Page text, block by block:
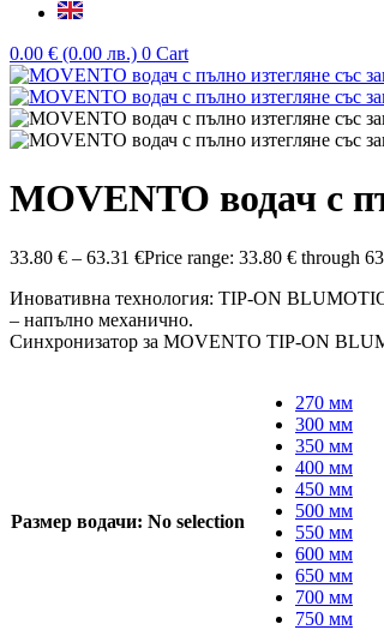
0.00 € (0.00 лв.) 0 Cart
MOVENTO водач с
33.80 € – 63.31 €Price range: 33.80 € through
Иновативна технология: TIP-ON
– напълно механично.
Синхронизатор за MOVENTO TIP-ON
Размер водачи: No selection
270 мм
300 мм
350 мм
400 мм
450 мм
500 мм
550 мм
600 мм
650 мм
700 мм
750 мм